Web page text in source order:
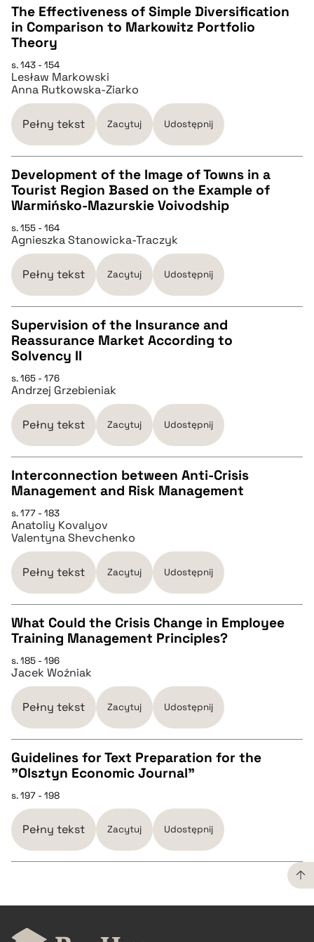
pobierz cytat
CZYSTY TEKST
pobierz cytat
BIBTEX
The Effectiveness of Simple Diversification
in Comparison to Markowitz Portfolio
Theory
s. 143 - 154
Lesław Markowski
Anna Rutkowska-Ziarko
Pełny tekst Zacytuj Udostępnij
CZYSTY TEKST
pobierz cytat
BIBTEX
pobierz cytat
Development of the Image of Towns in a
Tourist Region Based on the Example of
Warmińsko-Mazurskie Voivodship
s. 155 - 164
Agnieszka Stanowicka-Traczyk
Pełny tekst Zacytuj Udostępnij
CZYSTY TEKST
pobierz cytat
BIBTEX
pobierz cytat
Supervision of the Insurance and
Reassurance Market According to
Solvency II
s. 165 - 176
Andrzej Grzebieniak
Pełny tekst Zacytuj Udostępnij
CZYSTY TEKST
pobierz cytat
pobierz cytat
Interconnection between Anti-Crisis
Management and Risk Management
s. 177 - 183
Anatoliy Kovalyov
Valentyna Shevchenko
Pełny tekst Zacytuj Udostępnij
CZYSTY TEKST
pobierz cytat
BIBTEX
pobierz cytat
What Could the Crisis Change in Employee
Training Management Principles?
s. 185 - 196
Jacek Woźniak
Pełny tekst Zacytuj Udostępnij
CZYSTY TEKST
pobierz cytat
pobierz cytat
Guidelines for Text Preparation for the
"Olsztyn Economic Journal"
s. 197 - 198
Pełny tekst Zacytuj Udostępnij
CZYSTY TEKST